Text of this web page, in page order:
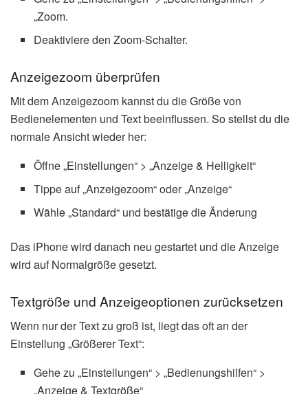
„Zoom.
Deaktiviere den Zoom-Schalter.
Anzeigezoom überprüfen
Mit dem Anzeigezoom kannst du die Größe von
Bedienelementen und Text beeinflussen. So stellst du die
normale Ansicht wieder her:
Öffne „Einstellungen“ > „Anzeige & Helligkeit“
Tippe auf „Anzeigezoom“ oder „Anzeige“
Wähle „Standard“ und bestätige die Änderung
Das iPhone wird danach neu gestartet und die Anzeige
wird auf Normalgröße gesetzt.
Textgröße und Anzeigeoptionen zurücksetzen
Wenn nur der Text zu groß ist, liegt das oft an der
Einstellung „Größerer Text“:
Gehe zu „Einstellungen“ > „Bedienungshilfen“ >
„Anzeige & Textgröße“